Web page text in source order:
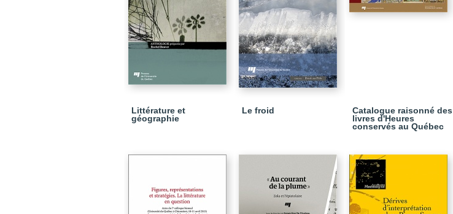
Littérature et
géographie
Le froid
Catalogue raisonné des
livres d'Heures
conservés au Québec